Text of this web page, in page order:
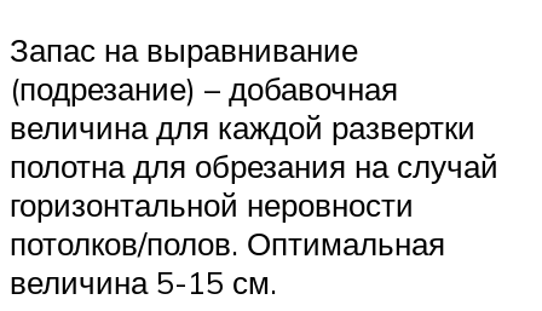
Запас на выравнивание
(подрезание) – добавочная
величина для каждой развертки
полотна для обрезания на случай
горизонтальной неровности
потолков/полов. Оптимальная
величина 5-15 см.